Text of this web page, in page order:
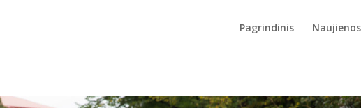
Pagrindinis Naujienos